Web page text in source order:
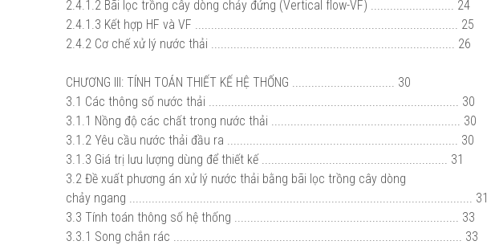
2.4.1.2 Bãi lọc trồng cây dòng chảy đứng (Vertical flow-VF) .......................... 24
2.4.1.3 Kết hợp HF và VF .................................................................................. 25
2.4.2 Cơ chế xử lý nước thải ............................................................................ 26
CHƯƠNG III: TÍNH TOÁN THIẾT KẾ HỆ THỐNG ................................ 30
3.1 Các thông số nước thải .............................................................................. 30
3.1.1 Nồng độ các chất trong nước thải ........................................................... 30
3.1.2 Yêu cầu nước thải đầu ra ........................................................................ 30
3.1.3 Giá trị lưu lượng dùng để thiết kế .......................................................... 31
3.2 Đề xuất phương án xử lý nước thải bằng bãi lọc trồng cây dòng
chảy ngang ........................................................................................................... 31
3.3 Tính toán thông số hệ thống ...................................................................... 33
3.3.1 Song chắn rác .......................................................................................... 33